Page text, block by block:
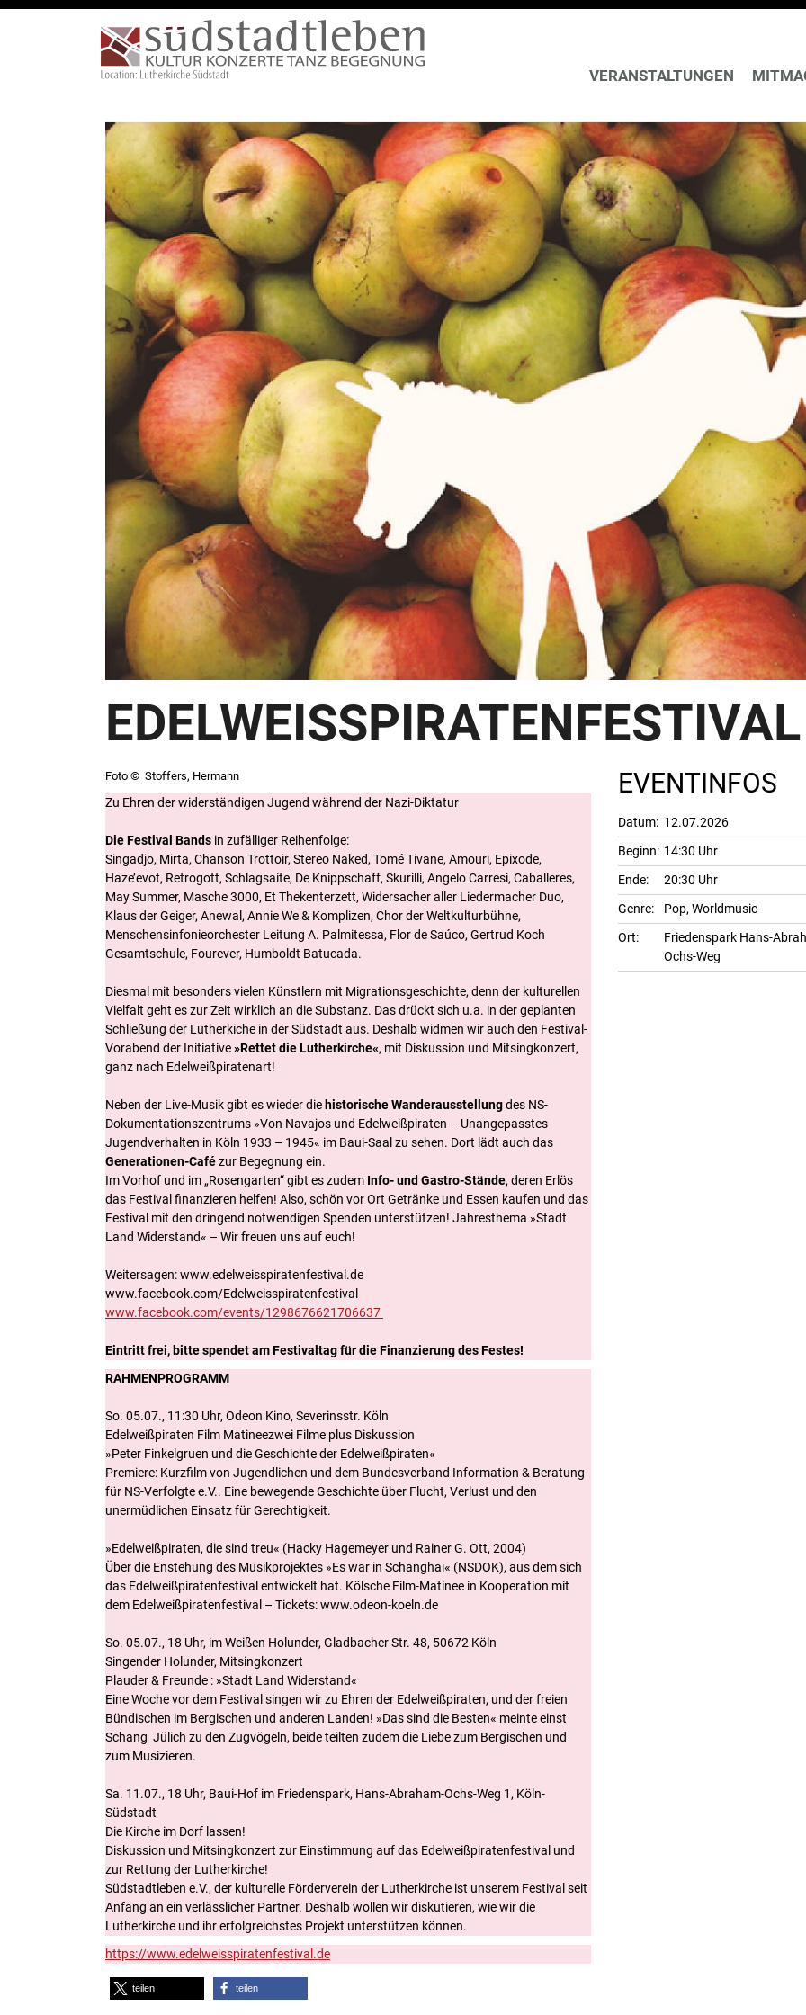
VERANSTALTUNGEN
EDELWEISSPIRATENFESTIVAL
Foto © Stoffers, Hermann
Zu Ehren der widerständigen Jugend während der Nazi-Diktatur
Die Festival Bands in zufälliger Reihenfolge:
Singadjo, Mirta, Chanson Trottoir, Stereo Naked, Tomé Tivane, Amouri, Epixode,
Haze’evot, Retrogott, Schlagsaite, De Knippschaff, Skurilli, Angelo Carresi, Caballeres,
May Summer, Masche 3000, Et Thekenterzett, Widersacher aller Liedermacher Duo,
Klaus der Geiger, Anewal, Annie We & Komplizen, Chor der Weltkulturbühne,
Menschensinfonieorchester Leitung A. Palmitessa, Flor de Saúco, Gertrud Koch
Gesamtschule, Fourever, Humboldt Batucada.
Diesmal mit besonders vielen Künstlern mit Migrationsgeschichte, denn der kulturellen
Vielfalt geht es zur Zeit wirklich an die Substanz. Das drückt sich u.a. in der geplanten
Schließung der Lutherkiche in der Südstadt aus. Deshalb widmen wir auch den Festival-
Vorabend der Initiative»Rettet die Lutherkirche«, mit Diskussion und Mitsingkonzert,
ganz nach Edelweißpiratenart!
Neben der Live-Musik gibt es wieder die historische Wanderausstellungdes NS-
Dokumentationszentrums »Von Navajos und Edelweißpiraten – Unangepasstes
Jugendverhalten in Köln 1933 – 1945« im Baui-Saal zu sehen. Dort lädt auch das
Generationen-Cafézur Begegnung ein.
Im Vorhof und im „Rosengarten“ gibt es zudem Info- und Gastro-Stände, deren Erlös
das Festival finanzieren helfen! Also, schön vor Ort Getränke und Essen kaufen und das
Festival mit den dringend notwendigen Spenden unterstützen! Jahresthema »Stadt
Land Widerstand« – Wir freuen uns auf euch!
Weitersagen: www.edelweisspiratenfestival.de
www.facebook.com/Edelweisspiratenfestival
www.facebook.com/events/1298676621706637
Eintritt frei, bitte spendet am Festivaltag für die Finanzierung des Festes!
RAHMENPROGRAMM
So. 05.07., 11:30 Uhr, Odeon Kino, Severinsstr. Köln
Edelweißpiraten Film Matineezwei Filme plus Diskussion
»Peter Finkelgruen und die Geschichte der Edelweißpiraten«
Premiere: Kurzfilm von Jugendlichen und dem Bundesverband Information & Beratung
für NS-Verfolgte e.V.. Eine bewegende Geschichte über Flucht, Verlust und den
unermüdlichen Einsatz für Gerechtigkeit.
»Edelweißpiraten, die sind treu« (Hacky Hagemeyer und Rainer G. Ott, 2004)
Über die Enstehung des Musikprojektes »Es war in Schanghai« (NSDOK), aus dem sich
das Edelweißpiratenfestival entwickelt hat. Kölsche Film-Matinee in Kooperation mit
dem Edelweißpiratenfestival – Tickets: www.odeon-koeln.de
So. 05.07., 18 Uhr, im Weißen Holunder, Gladbacher Str. 48, 50672 Köln
Singender Holunder, Mitsingkonzert
Plauder & Freunde : »Stadt Land Widerstand«
Eine Woche vor dem Festival singen wir zu Ehren der Edelweißpiraten, und der freien
Bündischen im Bergischen und anderen Landen! »Das sind die Besten« meinte einst
Schang Jülich zu den Zugvögeln, beide teilten zudem die Liebe zum Bergischen und
zum Musizieren.
Sa. 11.07., 18 Uhr, Baui-Hof im Friedenspark, Hans-Abraham-Ochs-Weg 1, Köln-
Südstadt
Die Kirche im Dorf lassen!
Diskussion und Mitsingkonzert zur Einstimmung auf das Edelweißpiratenfestival und
zur Rettung der Lutherkirche!
Südstadtleben e.V., der kulturelle Förderverein der Lutherkirche ist unserem Festival seit
Anfang an ein verlässlicher Partner. Deshalb wollen wir diskutieren, wie wir die
Lutherkirche und ihr erfolgreichstes Projekt unterstützen können.
https://www.edelweisspiratenfestival.de
teilen teilen
EVENTINFOS
Datum: 12.07.2026
Beginn: 14:30 Uhr
Ende:
20:30 Uhr
Genre:
Pop, Worldmusic
Ort:
Friedenspark Hans-
Ochs-Weg